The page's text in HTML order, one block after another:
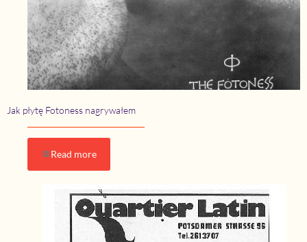
Jak płytę Fotoness nagrywałem
Read more